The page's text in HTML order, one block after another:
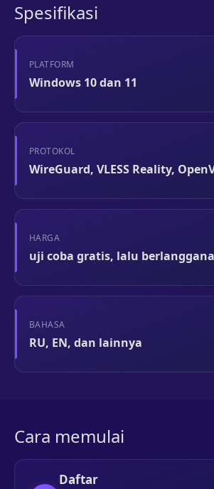
Spesifikasi
PLATFORM
Windows 10 dan 11
PROTOKOL
WireGuard, VLESS Reality,
HARGA
uji coba gratis, lalu
BAHASA
RU, EN, dan lainnya
Cara memulai
Daftar